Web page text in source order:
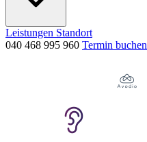
Leistungen Standort
040 468 995 960 Termin buchen